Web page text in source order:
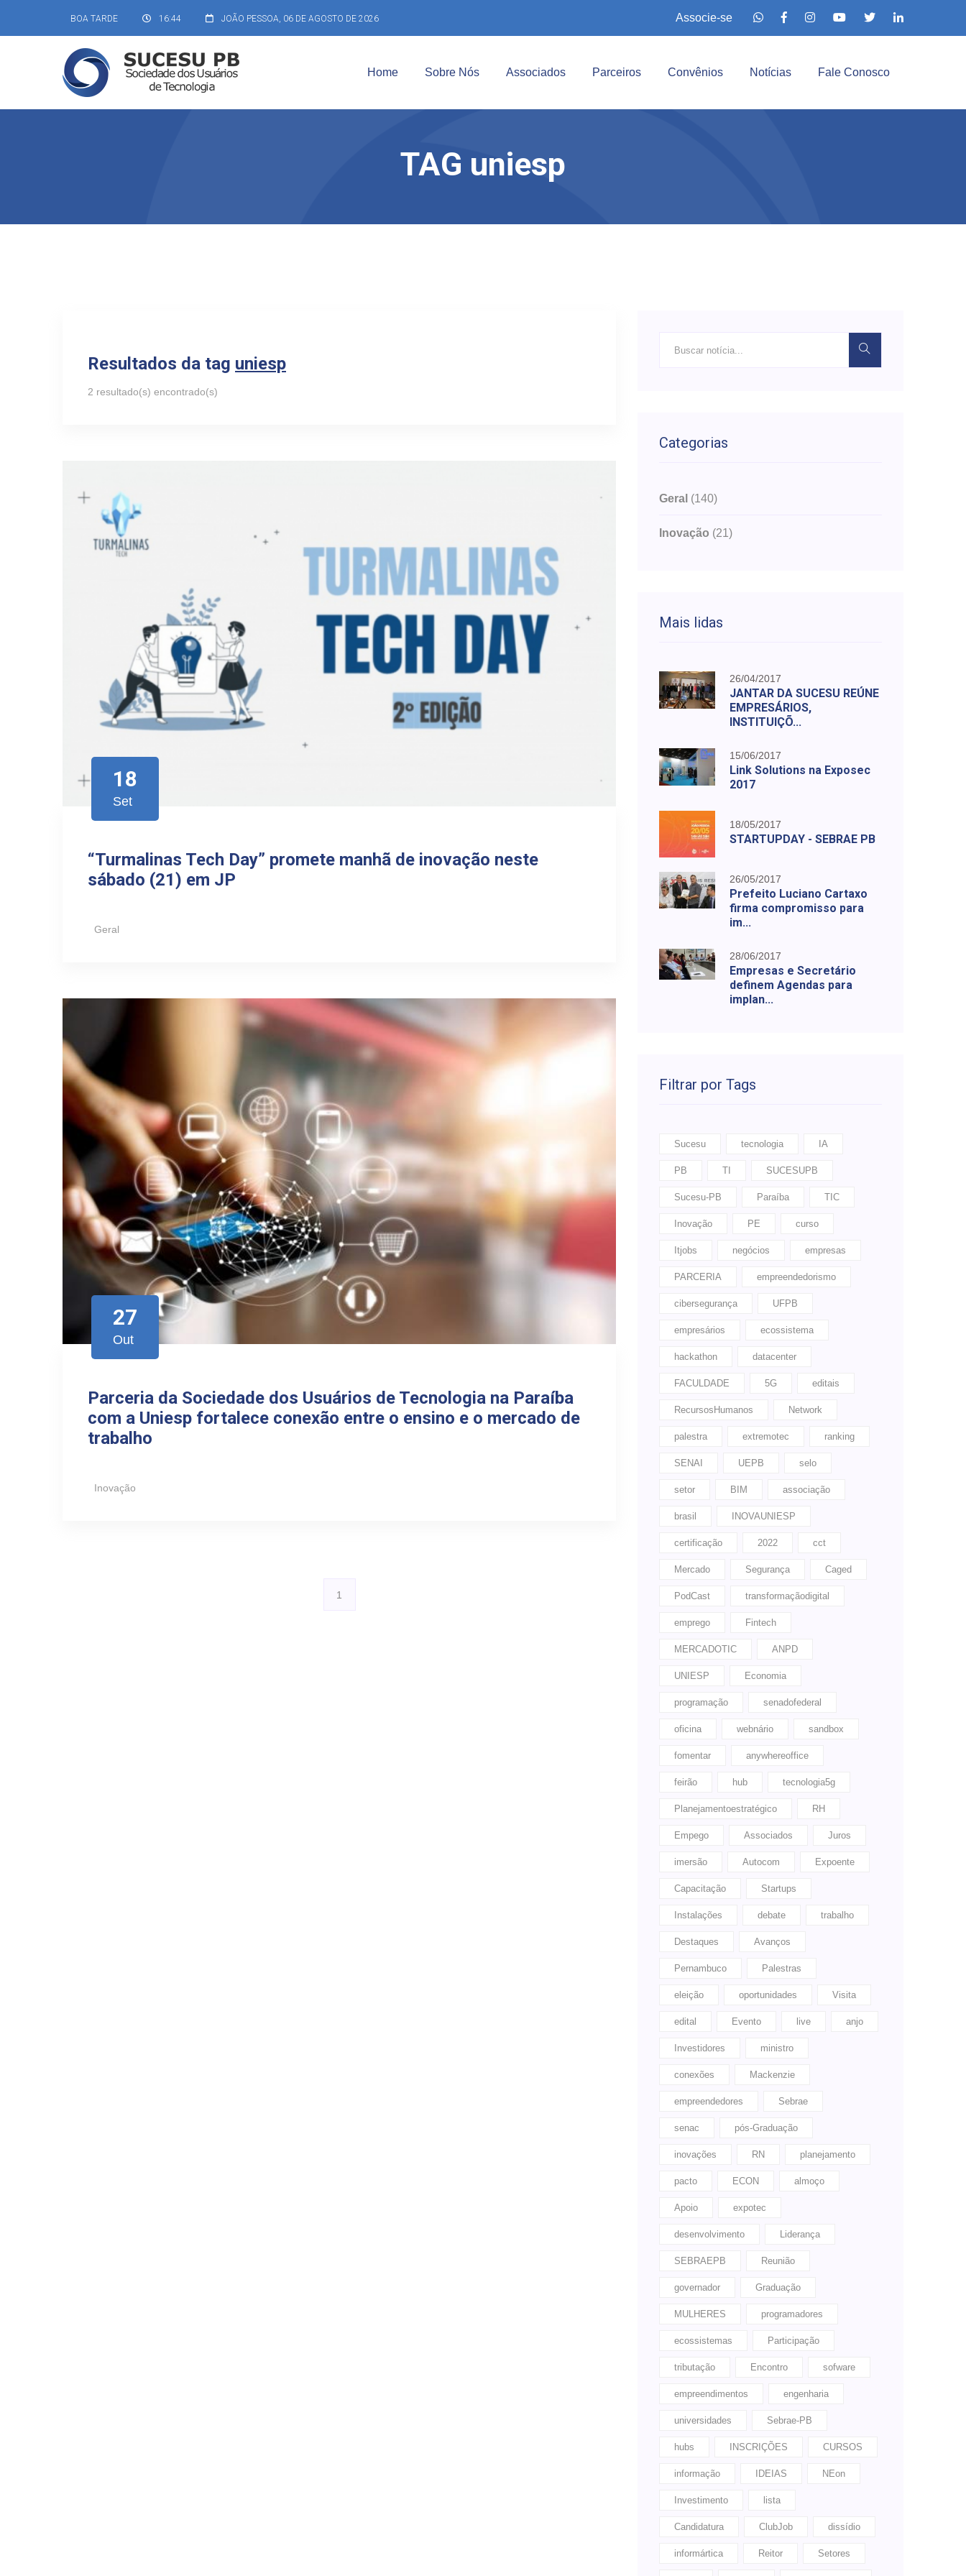
BOA TARDE 16:44 JOÃO PESSOA, 06 DE AGOSTO DE 2026 Associe-se
Home Sobre Nós Associados Parceiros Convênios Notícias Fale Conosco
TAG uniesp
Resultados da tag uniesp
2 resultado(s) encontrado(s)
18
Set
“Turmalinas Tech Day” promete manhã de inovação neste
sábado (21) em JP
Geral
27
Out
Parceria da Sociedade dos Usuários de Tecnologia na Paraíba
com a Uniesp fortalece conexão entre o ensino e o mercado de
trabalho
Inovação
1
Categorias
Geral (140)
Inovação (21)
Mais lidas
26/04/2017
JANTAR DA SUCESU REÚNE
EMPRESÁRIOS,
INSTITUIÇÕ...
15/06/2017
Link Solutions na Exposec
2017
18/05/2017
STARTUPDAY - SEBRAE PB
26/05/2017
Prefeito Luciano Cartaxo
firma compromisso para
im...
28/06/2017
Empresas e Secretário
definem Agendas para
implan...
Filtrar por Tags
Sucesu tecnologia IA
PB TI SUCESUPB
Sucesu-PB Paraíba TIC
Inovação PE curso
Itjobs negócios empresas
PARCERIA empreendedorismo
cibersegurança UFPB
empresários ecossistema
hackathon datacenter
FACULDADE 5G editais
RecursosHumanos Network
palestra extremotec ranking
SENAI UEPB selo
setor BIM associação
brasil INOVAUNIESP
certificação 2022 cct
Mercado Segurança Caged
PodCast transformaçãodigital
emprego Fintech
MERCADOTIC ANPD
UNIESP Economia
programação senadofederal
oficina webnário sandbox
fomentar anywhereoffice
feirão hub tecnologia5g
Planejamentoestratégico RH
Empego Associados Juros
imersão Autocom Expoente
Capacitação Startups
Instalações debate trabalho
Destaques Avanços
Pernambuco Palestras
eleição oportunidades Visita
edital Evento live anjo
Investidores ministro
conexões Mackenzie
empreendedores Sebrae
senac pós-Graduação
inovações RN planejamento
pacto ECON almoço
Apoio expotec
desenvolvimento Liderança
SEBRAEPB Reunião
governador Graduação
MULHERES programadores
ecossistemas Participação
tributação Encontro sofware
empreendimentos engenharia
universidades Sebrae-PB
hubs INSCRIÇÕES CURSOS
informação IDEIAS NEon
Investimento lista
Candidatura ClubJob dissídio
informártica Reitor Setores